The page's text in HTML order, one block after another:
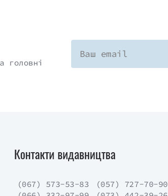
головні
Контакти видавництва
(067) 573-53-83
(057) 727-70-90